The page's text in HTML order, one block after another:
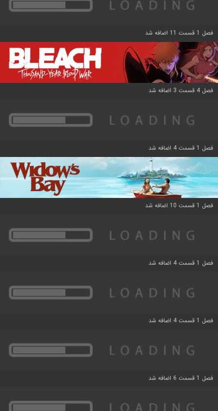
فصل 1 قسمت 11 اضافه شد
فصل 4 قسمت 3 اضافه شد
فصل 1 قسمت 4 اضافه شد
فصل 1 قسمت 10 اضافه شد
فصل 1 قسمت 4 اضافه شد
فصل 1 قسمت 4 اضافه شد
فصل 1 قسمت 6 اضافه شد